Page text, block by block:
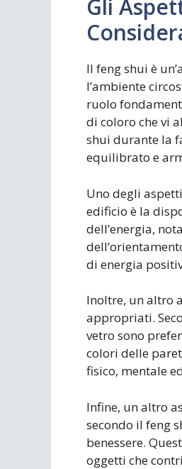
Gli
Il feng shui è
l’ambiente
ruolo
di coloro che vi
shui durante la
equilibrato e
Uno degli
edificio è la
dell’energia,
di energia
Inoltre, un altro
appropriati.
vetro sono
colori delle
fisico, mentale
Infine, un altro
secondo il feng
benessere.
oggetti che